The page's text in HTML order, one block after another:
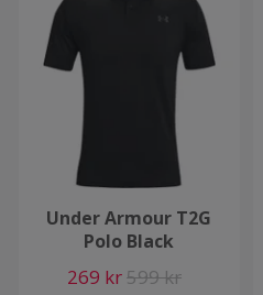
Under Armour T2G
Polo Black
269 kr599 kr